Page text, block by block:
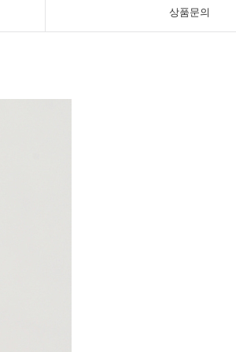
상품문의